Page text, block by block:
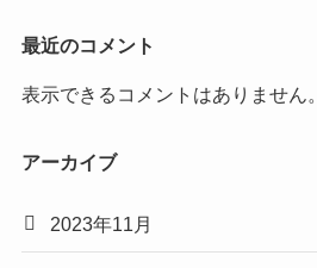
最近のコメント
表示できるコメントはありません。
アーカイブ
2023年11月